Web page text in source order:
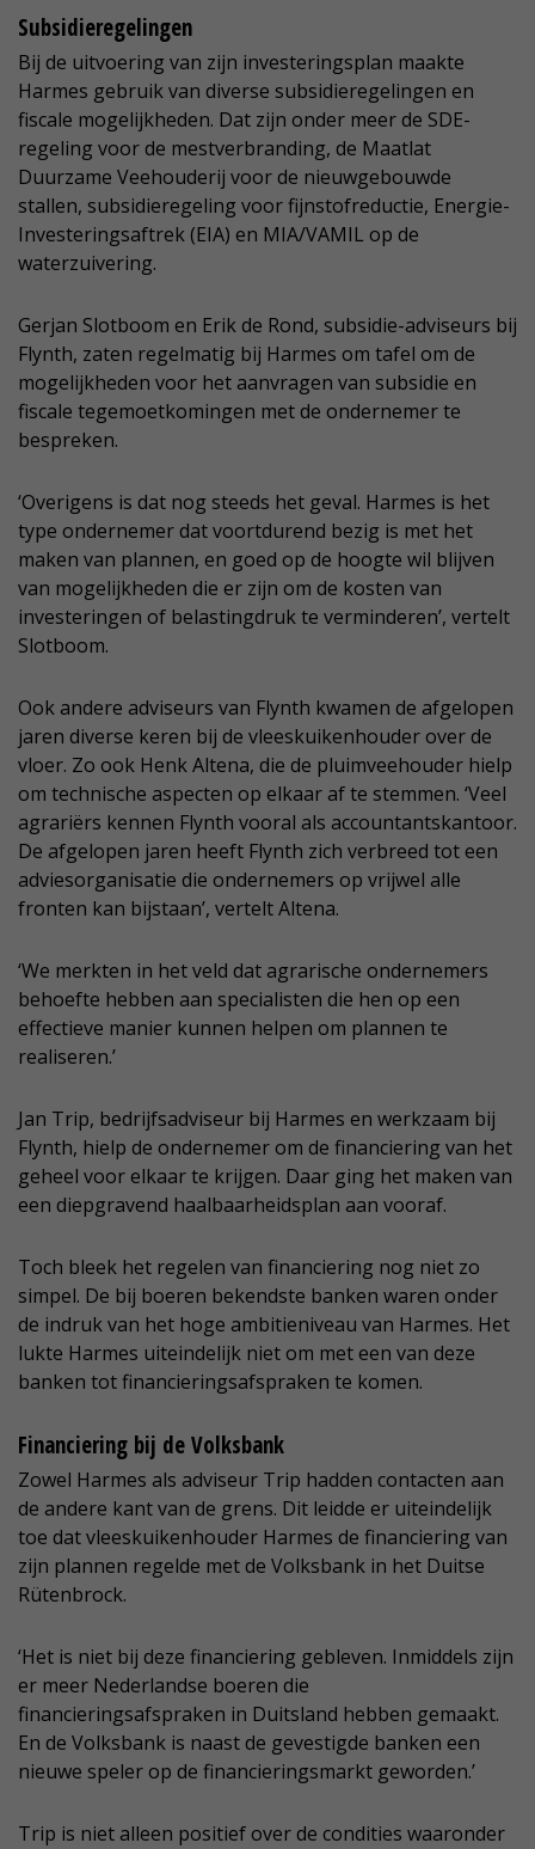
Subsidieregelingen
Bij de uitvoering van zijn investeringsplan maakte
Harmes gebruik van diverse subsidieregelingen en
fiscale mogelijkheden. Dat zijn onder meer de SDE-
regeling voor de mestverbranding, de Maatlat
Duurzame Veehouderij voor de nieuwgebouwde
stallen, subsidieregeling voor fijnstofreductie, Energie-
Investeringsaftrek (EIA) en MIA/VAMIL op de
waterzuivering.
Gerjan Slotboom en Erik de Rond, subsidie-adviseurs bij
Flynth, zaten regelmatig bij Harmes om tafel om de
mogelijkheden voor het aanvragen van subsidie en
fiscale tegemoetkomingen met de ondernemer te
bespreken.
‘Overigens is dat nog steeds het geval. Harmes is het
type ondernemer dat voortdurend bezig is met het
maken van plannen, en goed op de hoogte wil blijven
van mogelijkheden die er zijn om de kosten van
investeringen of belastingdruk te verminderen’, vertelt
Slotboom.
Ook andere adviseurs van Flynth kwamen de afgelopen
jaren diverse keren bij de vleeskuikenhouder over de
vloer. Zo ook Henk Altena, die de pluimveehouder hielp
om technische aspecten op elkaar af te stemmen. ‘Veel
agrariërs kennen Flynth vooral als accountantskantoor.
De afgelopen jaren heeft Flynth zich verbreed tot een
adviesorganisatie die ondernemers op vrijwel alle
fronten kan bijstaan’, vertelt Altena.
‘We merkten in het veld dat agrarische ondernemers
behoefte hebben aan specialisten die hen op een
effectieve manier kunnen helpen om plannen te
realiseren.’
Jan Trip, bedrijfsadviseur bij Harmes en werkzaam bij
Flynth, hielp de ondernemer om de financiering van het
geheel voor elkaar te krijgen. Daar ging het maken van
een diepgravend haalbaarheidsplan aan vooraf.
Toch bleek het regelen van financiering nog niet zo
simpel. De bij boeren bekendste banken waren onder
de indruk van het hoge ambitieniveau van Harmes. Het
lukte Harmes uiteindelijk niet om met een van deze
banken tot financieringsafspraken te komen.
Financiering bij de Volksbank
Zowel Harmes als adviseur Trip hadden contacten aan
de andere kant van de grens. Dit leidde er uiteindelijk
toe dat vleeskuikenhouder Harmes de financiering van
zijn plannen regelde met de Volksbank in het Duitse
Rütenbrock.
‘Het is niet bij deze financiering gebleven. Inmiddels zijn
er meer Nederlandse boeren die
financieringsafspraken in Duitsland hebben gemaakt.
En de Volksbank is naast de gevestigde banken een
nieuwe speler op de financieringsmarkt geworden.’
Trip is niet alleen positief over de condities waaronder